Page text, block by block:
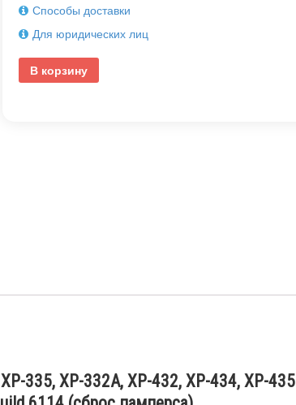
Способы доставки
Для юридических лиц
В корзину
335, XP-332A, XP-432, XP-434, XP-435